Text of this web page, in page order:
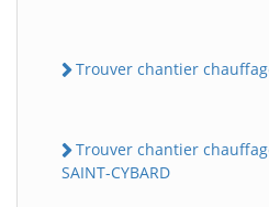
Trouver chantier
Trouver chantier
SAINT-CYBARD